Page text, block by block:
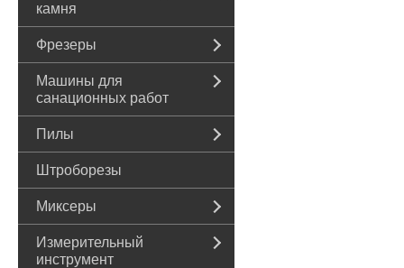
камня
Фрезеры
Машины для
санационных работ
Пилы
Штроборезы
Миксеры
Измерительный
инструмент